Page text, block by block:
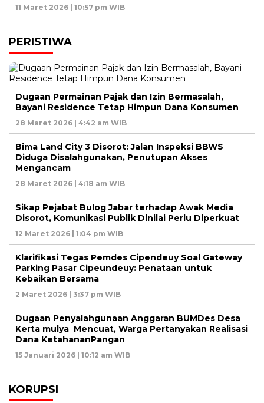
11 Maret 2026 | 10:57 pm WIB
PERISTIWA
Dugaan Permainan Pajak dan Izin Bermasalah,
Bayani Residence Tetap Himpun Dana Konsumen
28 Maret 2026 | 4:42 am WIB
Bima Land City 3 Disorot: Jalan Inspeksi BBWS
Diduga Disalahgunakan, Penutupan Akses
Mengancam
28 Maret 2026 | 4:18 am WIB
Sikap Pejabat Bulog Jabar terhadap Awak Media
Disorot, Komunikasi Publik Dinilai Perlu Diperkuat
12 Maret 2026 | 1:04 pm WIB
Klarifikasi Tegas Pemdes Cipendeuy Soal Gateway
Parking Pasar Cipeundeuy: Penataan untuk
Kebaikan Bersama
2 Maret 2026 | 3:37 pm WIB
Dugaan Penyalahgunaan Anggaran BUMDes Desa
Kerta mulya Mencuat, Warga Pertanyakan Realisasi
Dana KetahananPangan
15 Januari 2026 | 10:12 am WIB
KORUPSI